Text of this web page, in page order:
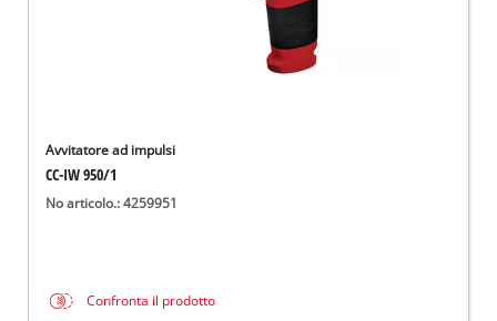
Avvitatore ad impulsi
CC-IW 950/1
No articolo.: 4259951
Confronta il prodotto